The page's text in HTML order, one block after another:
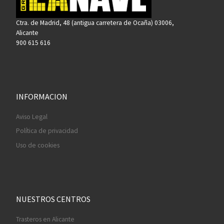
Ctra. de Madrid, 48 (antigua carretera de Ocaña) 03006,
Alicante
900 615 616
INFORMACION
Aviso Legal
Política de privacidad
Uso de cookies
NUESTROS CENTROS
Trasteros en Alicante